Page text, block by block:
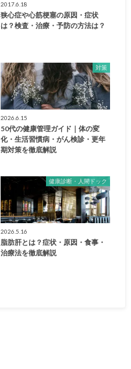
2017.6.18
狭心症や心筋梗塞の原因・症状
は？検査・治療・予防の方法は？
対策
2026.6.15
50代の健康管理ガイド｜体の変
化・生活習慣病・がん検診・更年
期対策を徹底解説
健康診断・人間ドック
2026.5.16
脂肪肝とは？症状・原因・食事・
治療法を徹底解説